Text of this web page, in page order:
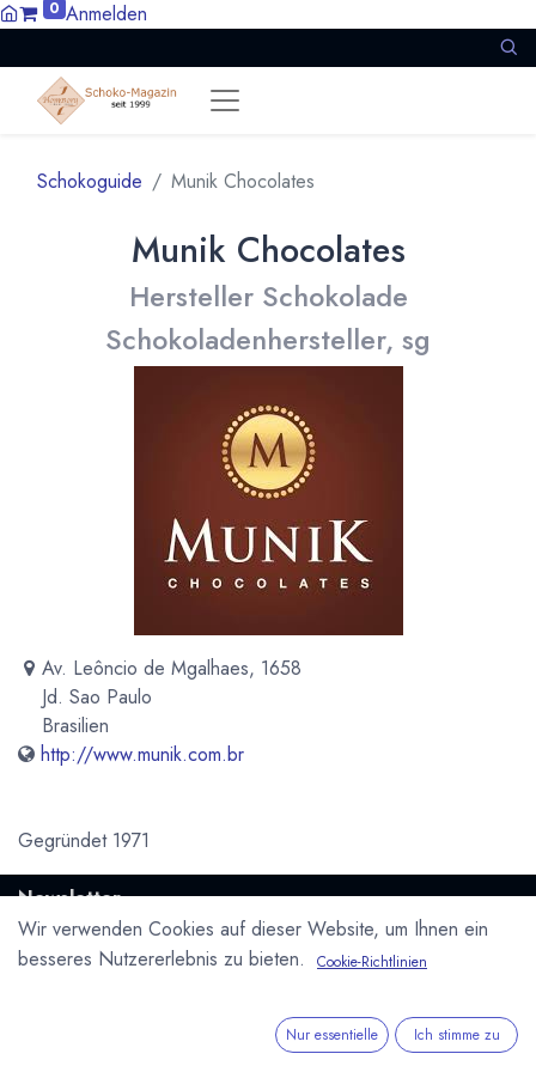
0 Anmelden
Schokoguide Munik Chocolates
Munik Chocolates
Hersteller Schokolade
Schokoladenhersteller, sg
Av. Leôncio de Mgalhaes, 1658
Jd. Sao Paulo
Brasilien
http://www.munik.com.br
Gegründet 1971
Newsletter
Kostenlose News - 1 Mal pro Monat:
Datenschutzerklärung&
Wir verwenden Cookies auf dieser Website, um Ihnen ein
besseres Nutzererlebnis zu bieten.
Cookie-Richtlinien
Nur essentielle Ich stimme zu